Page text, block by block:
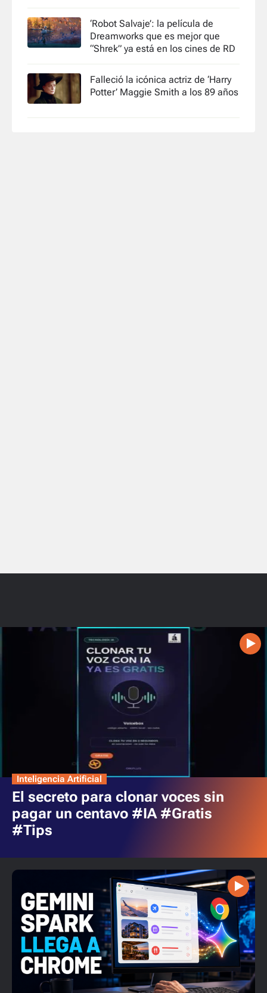
‘Robot Salvaje’: la película de
Dreamworks que es mejor que
“Shrek” ya está en los cines de RD
Falleció la icónica actriz de ‘Harry
Potter’ Maggie Smith a los 89 años